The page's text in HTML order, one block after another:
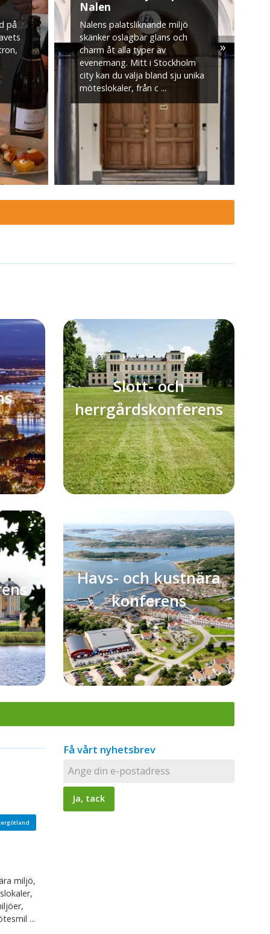
på
Nalen
Nalens palatsliknande miljö
skänker oslagbar glans och
charm åt alla typer av
evenemang. Mitt i Stockholm
city kan du välja bland sju unika
möteslokaler, från c ...
»
Slott- och
herrgårdskonferens
Havs- och kustnära
konferens
miljö,
...
Få vårt nyhetsbrev